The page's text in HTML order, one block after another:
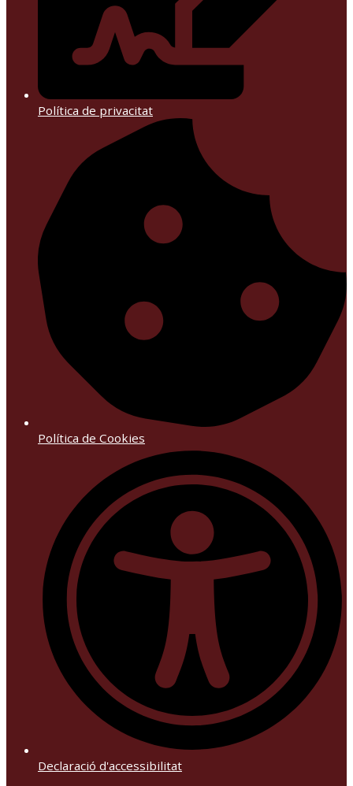
Política de privacitat
Política de Cookies
Declaració d'accessibilitat